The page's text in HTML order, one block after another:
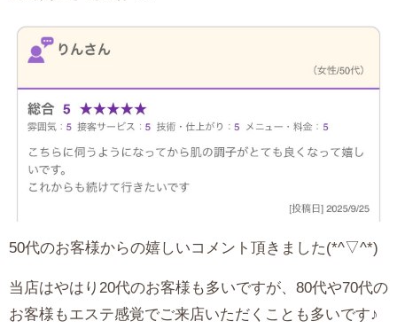
50代のお客様からの嬉しいコメント頂きました(*^▽^*)
当店はやはり20代のお客様も多いですが、80代や70代の
お客様もエステ感覚でご来店いただくことも多いです♪